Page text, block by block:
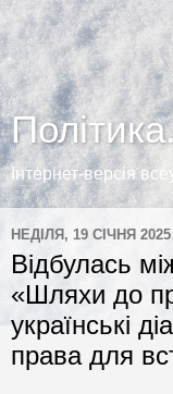
Інтернет-версія
НЕДІЛЯ, 19 СІЧНЯ 2025
Відбулась
«Шляхи до
українські
права для